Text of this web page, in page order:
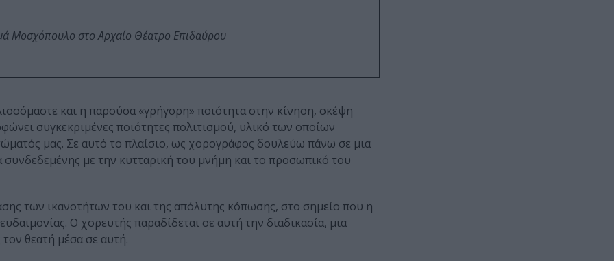
Μοσχόπουλο στο Αρχαίο Θέατρο Επιδαύρου
και η παρούσα «γρήγορη» ποιότητα στην κίνηση, σκέψη
συγκεκριμένες ποιότητες πολιτισμού, υλικό των οποίων
μας. Σε αυτό το πλαίσιο, ως χορογράφος δουλεύω πάνω σε μια
με την κυτταρική του μνήμη και το προσωπικό του
των ικανοτήτων του και της απόλυτης κόπωσης, στο σημείο που η
Ο χορευτής παραδίδεται σε αυτή την διαδικασία, μια
θεατή μέσα σε αυτή.